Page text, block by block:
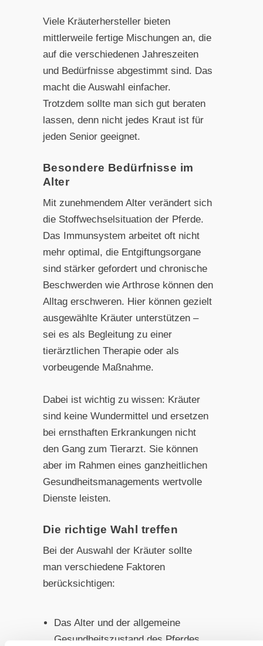
Viele Kräuterhersteller bieten
mittlerweile fertige Mischungen an, die
auf die verschiedenen Jahreszeiten
und Bedürfnisse abgestimmt sind. Das
macht die Auswahl einfacher.
Trotzdem sollte man sich gut beraten
lassen, denn nicht jedes Kraut ist für
jeden Senior geeignet.
Besondere Bedürfnisse im
Alter
Mit zunehmendem Alter verändert sich
die Stoffwechselsituation der Pferde.
Das Immunsystem arbeitet oft nicht
mehr optimal, die Entgiftungsorgane
sind stärker gefordert und chronische
Beschwerden wie Arthrose können den
Alltag erschweren. Hier können gezielt
ausgewählte Kräuter unterstützen –
sei es als Begleitung zu einer
tierärztlichen Therapie oder als
vorbeugende Maßnahme.
Dabei ist wichtig zu wissen: Kräuter
sind keine Wundermittel und ersetzen
bei ernsthaften Erkrankungen nicht
den Gang zum Tierarzt. Sie können
aber im Rahmen eines ganzheitlichen
Gesundheitsmanagements wertvolle
Dienste leisten.
Die richtige Wahl treffen
Bei der Auswahl der Kräuter sollte
man verschiedene Faktoren
berücksichtigen:
Das Alter und der allgemeine
Gesundheitszustand des Pferdes